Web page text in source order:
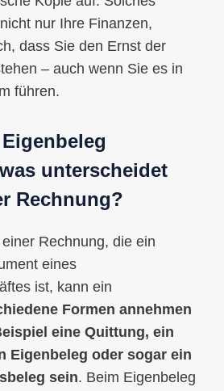
nur Ihre Finanzen,
dass Sie den Ernst der
– auch wenn Sie es in
führen.
unterscheidet
Rechnung?
Rechnung, die ein
eines
ist, kann ein
Formen annehmen
eine Quittung, ein
Eigenbeleg oder sogar ein
sein. Beim Eigenbeleg